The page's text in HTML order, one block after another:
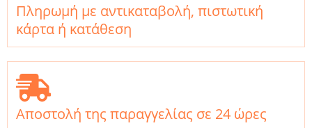
Πληρωμή με αντικαταβολή, πιστωτική
κάρτα ή κατάθεση
Αποστολή της παραγγελίας σε 24 ώρες